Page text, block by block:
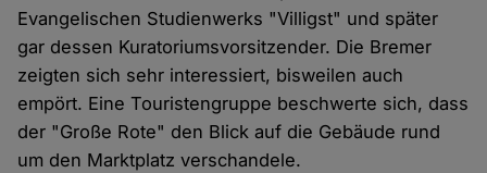
Evangelischen Studienwerks "Villigst" und später
gar dessen Kuratoriumsvorsitzender. Die Bremer
zeigten sich sehr interessiert, bisweilen auch
empört. Eine Touristengruppe beschwerte sich, dass
der "Große Rote" den Blick auf die Gebäude rund
um den Marktplatz verschandele.